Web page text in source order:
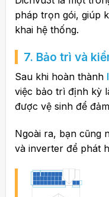
pháp trọn gói, giúp
khai hệ thống.
7. Bảo trì và
Sau khi hoàn thành
việc bảo trì định kỳ
được vệ sinh để
Ngoài ra, bạn cũng
và inverter để phát